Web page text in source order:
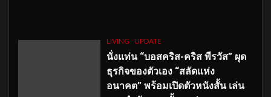
LIVING UPDATE
นั่งแท่น “บอสคริส-คริส พีรวัส” ผุด
ธุรกิจของตัวเอง “สลัดแห่ง
อนาคต” พร้อมเปิดตัวหนังสั้น เล่น